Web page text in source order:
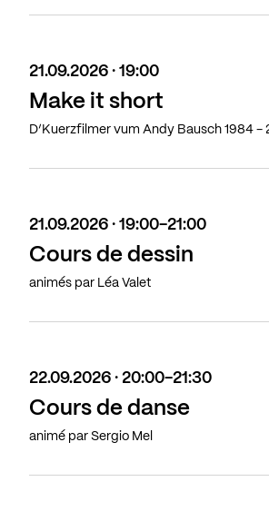
21.09.2026 · 19:00
Make it short
D’Kuerzfilmer vum Andy Bausch 1984 -
21.09.2026 · 19:00-21:00
Cours de dessin
animés par Léa Valet
22.09.2026 · 20:00-21:30
Cours de danse
animé par Sergio Mel